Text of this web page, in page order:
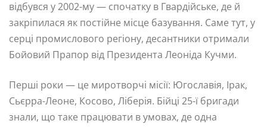
відбувся у 2002-му — спочатку в Гвардійське, де й
закріпилася як постійне місце базування. Саме тут, у
серці промислового регіону, десантники отримали
Бойовий Прапор від Президента Леоніда Кучми.
Перші роки — це миротворчі місії: Югославія, Ірак,
Сьєрра-Леоне, Косово, Ліберія. Бійці 25-ї бригади
знали, що таке працювати в умовах, де одна